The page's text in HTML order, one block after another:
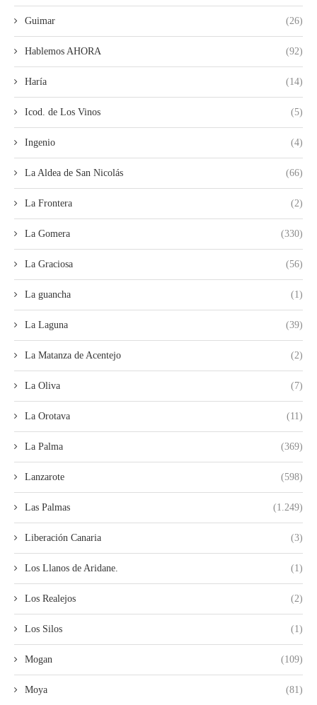
Guimar (26)
Hablemos AHORA (92)
Haría (14)
Icod. de Los Vinos (5)
Ingenio (4)
La Aldea de San Nicolás (66)
La Frontera (2)
La Gomera (330)
La Graciosa (56)
La guancha (1)
La Laguna (39)
La Matanza de Acentejo (2)
La Oliva (7)
La Orotava (11)
La Palma (369)
Lanzarote (598)
Las Palmas (1.249)
Liberación Canaria (3)
Los Llanos de Aridane. (1)
Los Realejos (2)
Los Silos (1)
Mogan (109)
Moya (81)